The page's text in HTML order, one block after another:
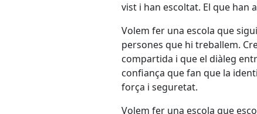
vist i han escoltat. El que han
Volem fer una escola que
persones que hi treballem.
compartida i que el diàleg
confiança que fan que la
força i seguretat.
Volem fer una escola que